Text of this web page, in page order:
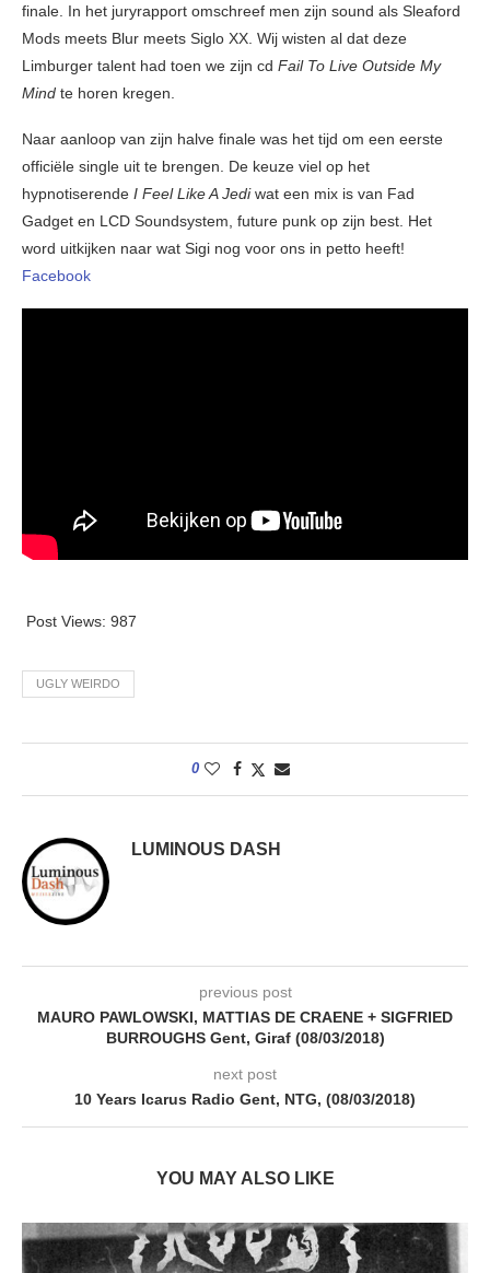
finale. In het juryrapport omschreef men zijn sound als Sleaford
Mods meets Blur meets Siglo XX. Wij wisten al dat deze
Limburger talent had toen we zijn cd Fail To Live Outside My
Mind te horen kregen.
Naar aanloop van zijn halve finale was het tijd om een eerste
officiële single uit te brengen. De keuze viel op het
hypnotiserende I Feel Like A Jediwat een mix is van Fad
Gadget en LCD Soundsystem, future punk op zijn best. Het
word uitkijken naar wat Sigi nog voor ons in petto heeft!
Facebook
Post Views: 987
UGLY WEIRDO
0
LUMINOUS DASH
previous post
MAURO PAWLOWSKI, MATTIAS DE CRAENE + SIGFRIED
BURROUGHS Gent, Giraf (08/03/2018)
next post
10 Years Icarus Radio Gent, NTG, (08/03/2018)
YOU MAY ALSO LIKE